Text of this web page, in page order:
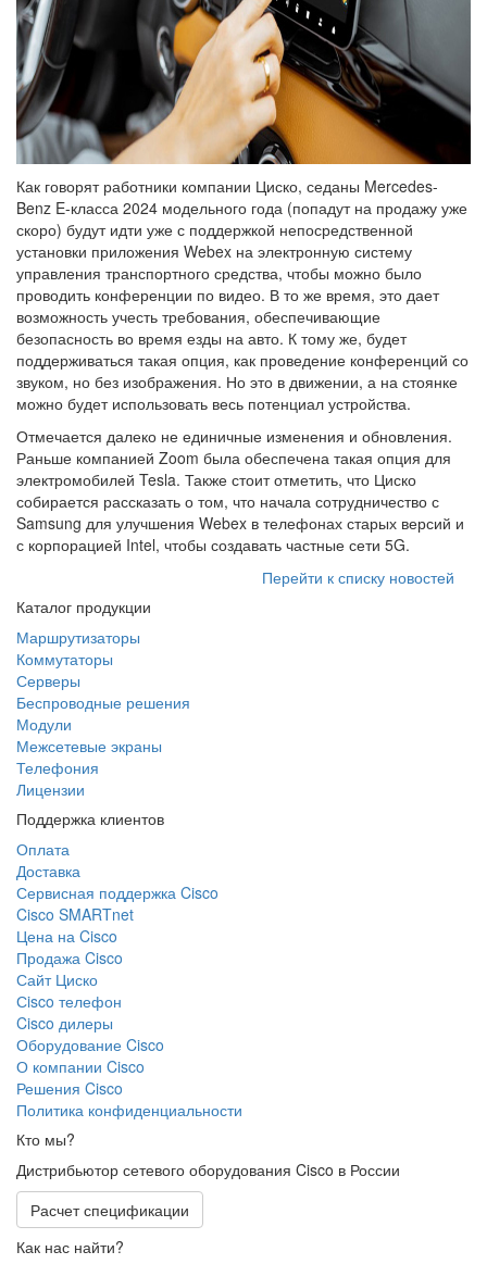
Как говорят работники компании Циско, седаны Mercedes-
Benz E-класса 2024 модельного года (попадут на продажу уже
скоро) будут идти уже с поддержкой непосредственной
установки приложения Webex на электронную систему
управления транспортного средства, чтобы можно было
проводить конференции по видео. В то же время, это дает
возможность учесть требования, обеспечивающие
безопасность во время езды на авто. К тому же, будет
поддерживаться такая опция, как проведение конференций со
звуком, но без изображения. Но это в движении, а на стоянке
можно будет использовать весь потенциал устройства.
Отмечается далеко не единичные изменения и обновления.
Раньше компанией Zoom была обеспечена такая опция для
электромобилей Tesla. Также стоит отметить, что Циско
собирается рассказать о том, что начала сотрудничество с
Samsung для улучшения Webex в телефонах старых версий и
с корпорацией Intel, чтобы создавать частные сети 5G.
Перейти к списку новостей
Каталог продукции
Маршрутизаторы
Коммутаторы
Серверы
Беспроводные решения
Модули
Межсетевые экраны
Телефония
Лицензии
Поддержка клиентов
Оплата
Доставка
Сервисная поддержка Cisco
Cisco SMARTnet
Цена на Cisco
Продажа Cisco
Сайт Циско
Сisco телефон
Cisco дилеры
Оборудование Cisco
О компании Cisco
Решения Cisco
Политика конфиденциальности
Кто мы?
Дистрибьютор сетевого оборудования Cisco в России
Расчет спецификации
Как нас найти?